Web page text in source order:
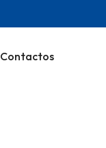
Contactos